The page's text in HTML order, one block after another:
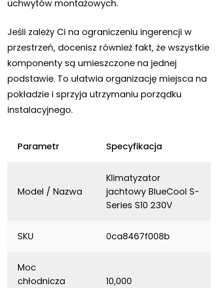
uchwytów montażowych.
Jeśli zależy Ci na ograniczeniu ingerencji w
przestrzeń, docenisz również fakt, że wszystkie
komponenty są umieszczone na jednej
podstawie. To ułatwia organizację miejsca na
pokładzie i sprzyja utrzymaniu porządku
instalacyjnego.
Parametr Specyfikacja
Model / Nazwa
Klimatyzator
jachtowy BlueCool S-
Series S10 230V
SKU 0ca8467f008b
Moc
chłodnicza
10,000